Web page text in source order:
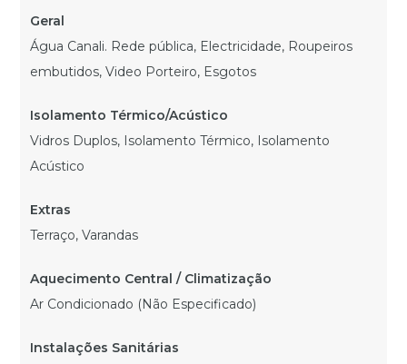
Água Canali. Rede pública, Electricidade, Roupeiros
embutidos, Video Porteiro, Esgotos
Vidros Duplos, Isolamento Térmico, Isolamento
Acústico
Terraço, Varandas
Ar Condicionado (Não Especificado)